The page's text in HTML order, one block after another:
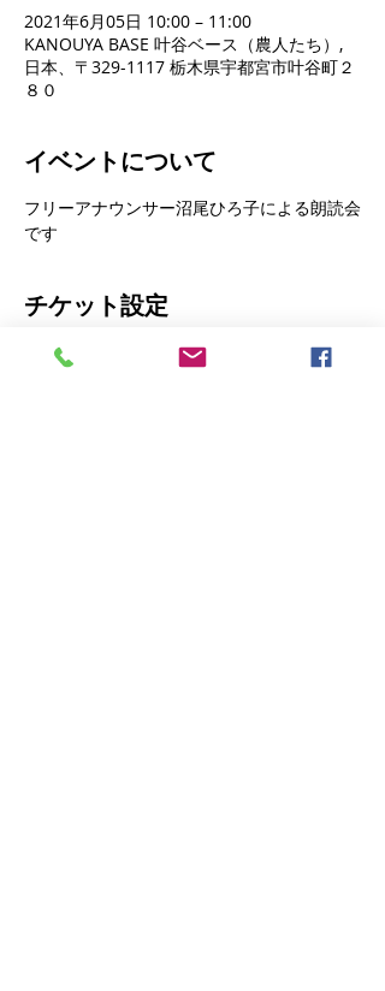
2021年6月05日 10:00 – 11:00
KANOUYA BASE 叶谷ベース（農人たち）,
日本、〒329-1117 栃木県宇都宮市叶谷町２
８０
イベントについて
フリーアナウンサー沼尾ひろ子による朗読会
です
チケット設定